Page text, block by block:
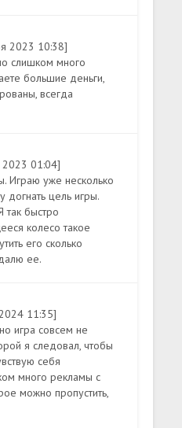
2023 10:38]
слишком много
большие деньги,
всегда
01:04]
Играю уже несколько
догнать цель игры.
так быстро
колесо такое
его сколько
ее.
11:35]
игра совсем не
я следовал, чтобы
себя
много рекламы с
можно пропустить,